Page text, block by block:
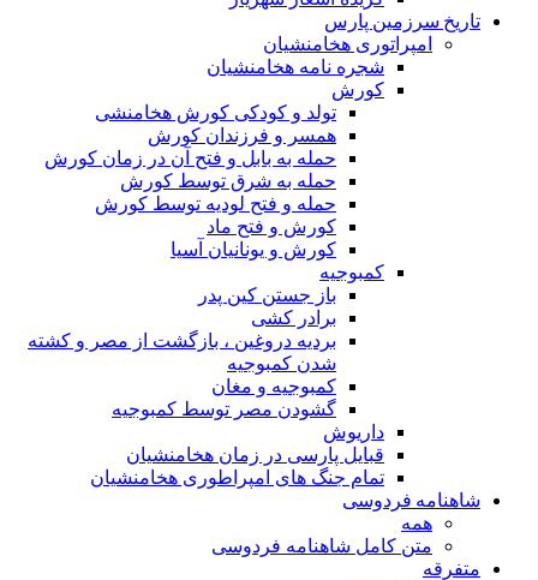
تاریخ سرزمین پارس
امپراتوری هخامنشیان
شجره نامه هخامنشیان
کورش
تولد و کودکی کورش هخامنشی
همسر و فرزندان کورش
حمله به بابل و فتح آن در زمان کورش
حمله به شرق توسط کورش
حمله و فتح لودیه توسط کورش
کورش و فتح ماد
کورش و یونانیان آسیا
کمبوجیه
باز جستن کین پدر
برادر کشی
بردیه دروغین ، بازگشت از مصر و کشته
شدن کمبوجیه
کمبوجیه و مغان
گشودن مصر توسط کمبوجیه
داریوش
قبایل پارسی در زمان هخامنشیان
تمام جنگ های امپراطوری هخامنشیان
شاهنامه فردوسی
همه
متن کامل شاهنامه فردوسی
متفرقه